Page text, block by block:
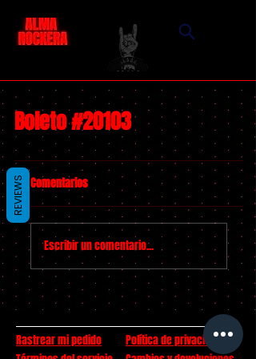
Boleto #20103
Comentarios
Escribir un comentario...
Rastrear mi pedido
Política de privacidad
REVIEWS